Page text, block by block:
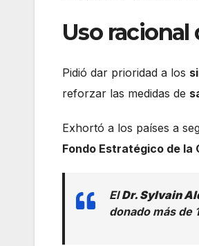
Uso racional
Pidió dar prioridad a los
reforzar las medidas de
Exhortó a los países a
Fondo Estratégico de la
ElDr. Sylvain
donado más de